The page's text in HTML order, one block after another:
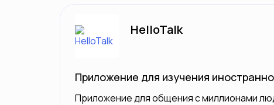
HelloTalk
Приложение для изучения
Приложение для общения с миллионами